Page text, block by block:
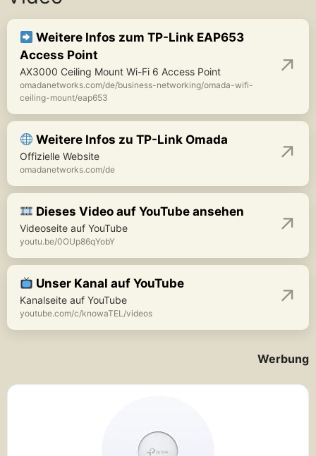
Weitere Infos zum TP-Link EAP653
Access Point
AX3000 Ceiling Mount Wi-Fi 6 Access Point
omadanetworks.com/de/business-networking/omada-wifi-
ceiling-mount/eap653
Weitere Infos zu TP-Link Omada
Offizielle Website
omadanetworks.com/de
Dieses Video auf YouTube ansehen
Videoseite auf YouTube
youtu.be/0OUp86qYobY
Unser Kanal auf YouTube
Kanalseite auf YouTube
youtube.com/c/knowaTEL/videos
Werbung